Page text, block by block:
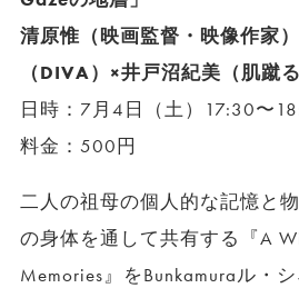
清原惟（映画監督・映像作家
（DIVA）×井戸沼紀美（肌蹴る
日時：7月4日（土）17:30〜
料金：500円
二人の祖母の個人的な記憶と
の身体を通して共有する『A
Memories』をBunkamuraル・